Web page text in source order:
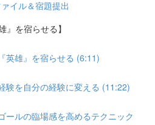
イル＆宿題提出
を宿らせる】
英雄』を宿らせる (6:11)
験を自分の経験に変える (11:22)
ルの臨場感を高めるテクニック